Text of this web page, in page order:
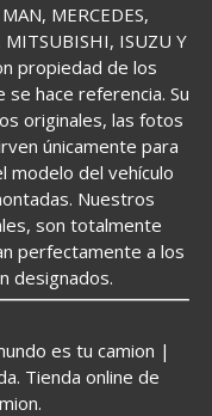
MERCEDES,
MITSUBISHI, ISUZU Y
propiedad de los
hace referencia. Su
originales, las fotos
únicamente para
modelo del vehículo
Nuestros
son totalmente
perfectamente a los
designados.
es tu camion |
Tienda online de